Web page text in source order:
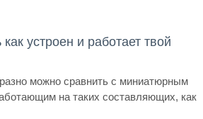
устроен и работает твой
можно сравнить с миниатюрным
на таких составляющих, как